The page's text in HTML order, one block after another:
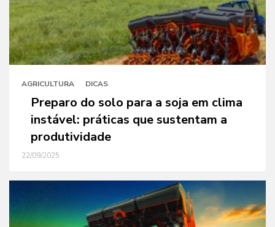
AGRICULTURA DICAS
Preparo do solo para a soja em clima
instável: práticas que sustentam a
produtividade
22/09/2025